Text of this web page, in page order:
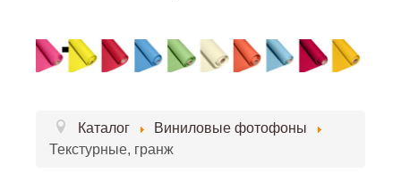
Каталог
Виниловые фотофоны
Текстурные, гранж